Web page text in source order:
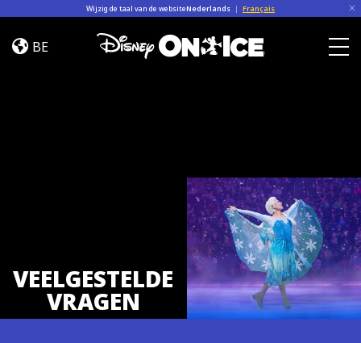
Wijzig de taal van de websiteNederlands | Français
FAQ
BE
VEELGESTELDE
VRAGEN